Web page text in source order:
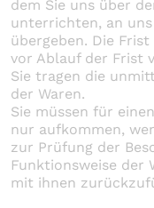
dem Sie uns über
unterrichten, an
übergeben. Die
vor Ablauf der Frist
Sie tragen die
der Waren.
Sie müssen für
nur aufkommen,
zur Prüfung der
Funktionsweise der
mit ihnen